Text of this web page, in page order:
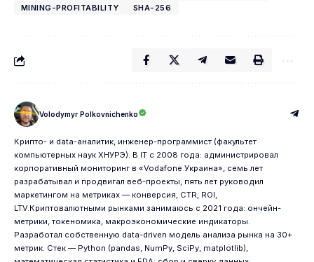
MINING-PROFITABILITY
SHA-256
Volodymyr Polkovnichenko
Крипто- и data-аналитик, инженер-программист (факультет
компьютерных наук ХНУРЭ). В IT с 2008 года: администрировал
корпоративный мониторинг в «Vodafone Украина», семь лет
разрабатывал и продвигал веб-проекты, пять лет руководил
маркетингом на метриках — конверсия, CTR, ROI,
LTV.Криптовалютными рынками занимаюсь с 2021 года: ончейн-
метрики, токеномика, макроэкономические индикаторы.
Разработал собственную data-driven модель анализа рынка на 30+
метрик. Стек — Python (pandas, NumPy, SciPy, matplotlib),